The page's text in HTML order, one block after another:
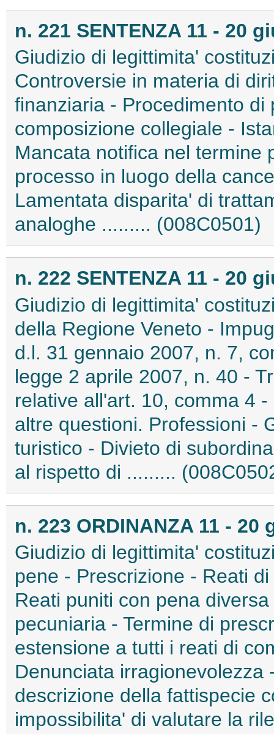
n. 221 SENTENZA 11 - 20
Giudizio di legittimita'
Controversie in materia di
finanziaria - Procedimento
composizione collegiale -
Mancata notifica nel termine
processo in luogo della
Lamentata disparita' di
analoghe ......... (008C0501)
n. 222 SENTENZA 11 - 20
Giudizio di legittimita'
della Regione Veneto -
d.l. 31 gennaio 2007, n. 7,
legge 2 aprile 2007, n. 40 -
relative all'art. 10, comma 4
altre questioni. Professioni -
turistico - Divieto di
al rispetto di .........
n. 223 ORDINANZA 11 - 20
Giudizio di legittimita'
pene - Prescrizione - Reati
Reati puniti con pena
pecuniaria - Termine di
estensione a tutti i reati di
Denunciata irragionevolezza
descrizione della fattispecie
impossibilita' di valutare la